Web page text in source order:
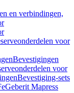
en verbindingen,
voor
Bevestigingen
voor
Bevestiging-sets
Geberit Mapress